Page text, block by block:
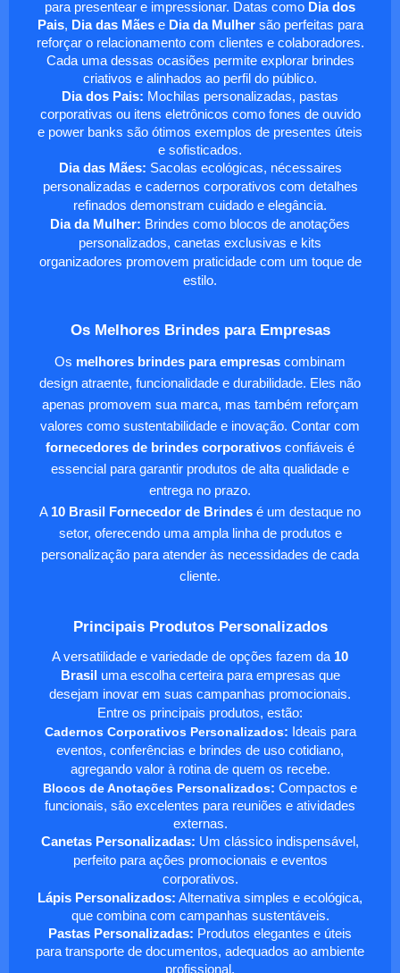
para presentear e impressionar. Datas como Dia dos
Pais, Dia das Mãese Dia da Mulhersão perfeitas para
reforçar o relacionamento com clientes e colaboradores.
Cada uma dessas ocasiões permite explorar brindes
criativos e alinhados ao perfil do público.
Dia dos Pais: Mochilas personalizadas, pastas
corporativas ou itens eletrônicos como fones de ouvido
e power banks são ótimos exemplos de presentes úteis
e sofisticados.
Dia das Mães: Sacolas ecológicas, nécessaires
personalizadas e cadernos corporativos com detalhes
refinados demonstram cuidado e elegância.
Dia da Mulher: Brindes como blocos de anotações
personalizados, canetas exclusivas e kits
organizadores promovem praticidade com um toque de
estilo.
Os Melhores Brindes para Empresas
Os melhores brindes para empresas combinam
design atraente, funcionalidade e durabilidade. Eles não
apenas promovem sua marca, mas também reforçam
valores como sustentabilidade e inovação. Contar com
fornecedores de brindes corporativos confiáveis é
essencial para garantir produtos de alta qualidade e
entrega no prazo.
A 10 Brasil Fornecedor de Brindes é um destaque no
setor, oferecendo uma ampla linha de produtos e
personalização para atender às necessidades de cada
cliente.
Principais Produtos Personalizados
A versatilidade e variedade de opções fazem da 10
Brasil uma escolha certeira para empresas que
desejam inovar em suas campanhas promocionais.
Entre os principais produtos, estão:
Cadernos Corporativos Personalizados: Ideais para
eventos, conferências e brindes de uso cotidiano,
agregando valor à rotina de quem os recebe.
Blocos de Anotações Personalizados: Compactos e
funcionais, são excelentes para reuniões e atividades
externas.
Canetas Personalizadas: Um clássico indispensável,
perfeito para ações promocionais e eventos
corporativos.
Lápis Personalizados: Alternativa simples e ecológica,
que combina com campanhas sustentáveis.
Pastas Personalizadas: Produtos elegantes e úteis
para transporte de documentos, adequados ao ambiente
profissional.